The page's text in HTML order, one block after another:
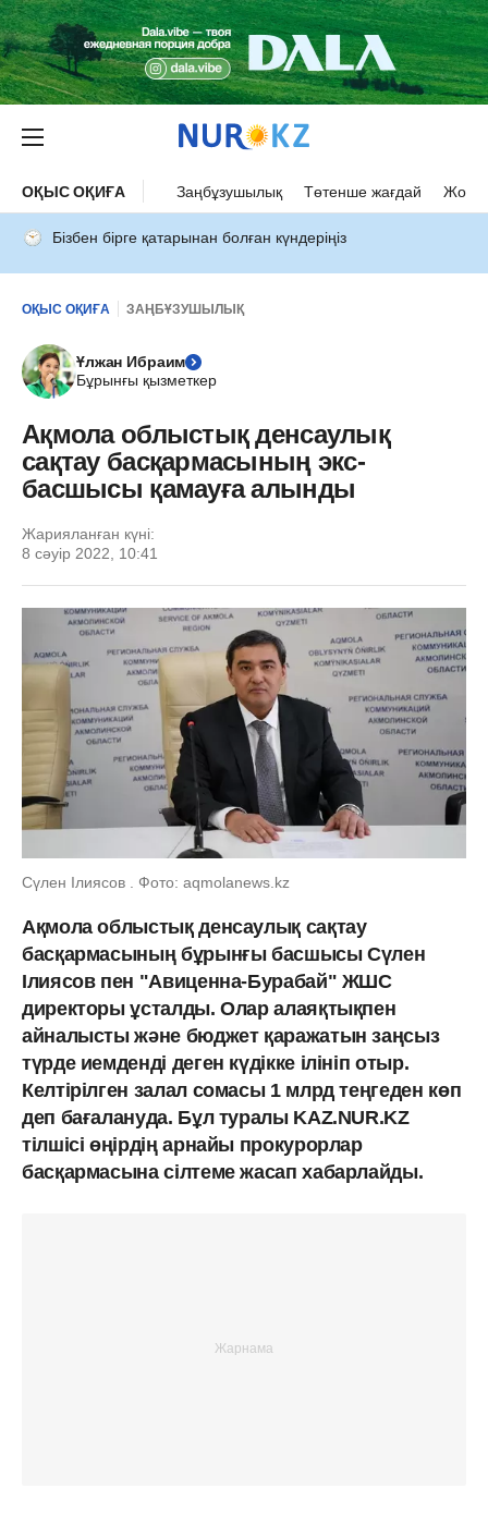
ОҚЫС ОҚИҒА Заңбұзушылық Төтенше жағдай Жол
Бізбен бірге қатарынан болған күндеріңіз
ОҚЫС ОҚИҒА ЗАҢБҰЗУШЫЛЫҚ
Ұлжан Ибраим
Бұрынғы қызметкер
Ақмола облыстық денсаулық
сақтау басқармасының экс-
басшысы қамауға алынды
Жарияланған күні:
8 сәуір 2022, 10:41
Сүлен Ілиясов . Фото: aqmolanews.kz
Ақмола облыстық денсаулық сақтау
басқармасының бұрынғы басшысы Сүлен
Ілиясов пен "Авиценна-Бурабай" ЖШС
директоры ұсталды. Олар алаяқтықпен
айналысты және бюджет қаражатын заңсыз
түрде иемденді деген күдікке ілініп отыр.
Келтірілген залал сомасы 1 млрд теңгеден көп
деп бағалануда. Бұл туралы KAZ.NUR.KZ
тілшісі өңірдің арнайы прокурорлар
басқармасына сілтеме жасап хабарлайды.